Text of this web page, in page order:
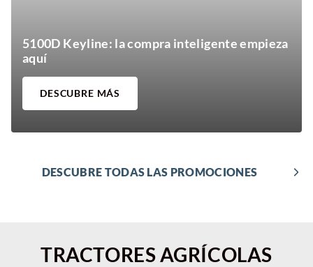
DESCUBRE TODAS LAS PROMOCIONES
5100D Keyline: la compra inteligente empieza
aquí
DESCUBRE MÁS
TRACTORES AGRÍCOLAS